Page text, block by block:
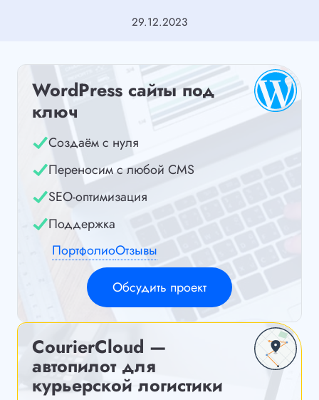
29.12.2023
WordPress сайты под
ключ
Создаём с нуля
Переносим с любой CMS
SEO-оптимизация
Поддержка
ПортфолиоОтзывы
Обсудить проект
CourierCloud —
автопилот для
курьерской логистики